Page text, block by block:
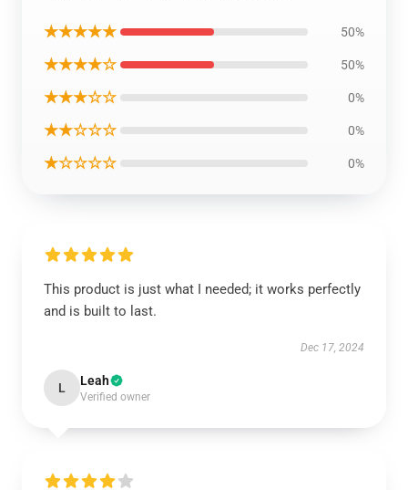
★★★★★ 50%
★★★★☆ 50%
★★★☆☆ 0%
★★☆☆☆ 0%
★☆☆☆☆ 0%
This product is just what I needed; it works perfectly
and is built to last.
Dec 17, 2024
L Leah
Verified owner